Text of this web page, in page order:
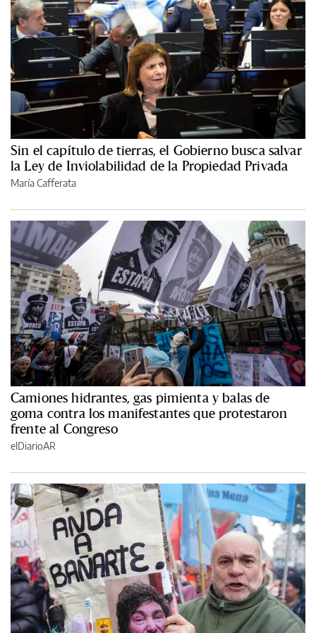
Sin el capítulo de tierras, el Gobierno busca salvar
la Ley de Inviolabilidad de la Propiedad Privada
María Cafferata
Camiones hidrantes, gas pimienta y balas de
goma contra los manifestantes que protestaron
frente al Congreso
elDiarioAR